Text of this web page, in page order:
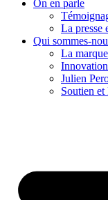
On en parle
La presse
Qui sommes-
La
Innovation
Julien
Soutien et